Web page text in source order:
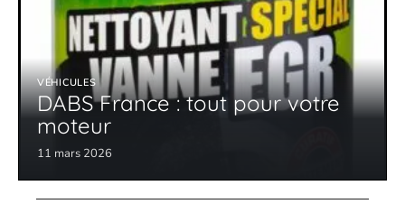
VÉHICULES
DABS France : tout pour votre
moteur
11 mars 2026